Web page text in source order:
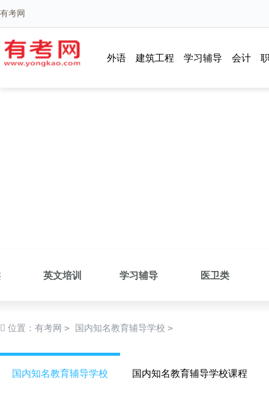
有考网
外语 建筑工程 学习辅导 会计
英文培训 学习辅导 医卫类
位置： 有考网 > 国内知名教育辅导学校 >
国内知名教育辅导学校 国内知名教育辅导学校课程